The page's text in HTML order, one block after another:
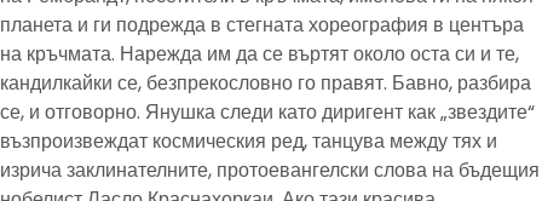
планета и ги подрежда в стегната хореография в центъра
на кръчмата. Нарежда им да се въртят около оста си и те,
кандилкайки се, безпрекословно го правят. Бавно, разбира
се, и отговорно. Янушка следи като диригент как „звездите“
възпроизвеждат космическия ред, танцува между тях и
изрича заклинателните, протоевангелски слова на бъдещия